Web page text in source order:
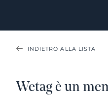
INDIETRO ALLA LISTA
Wetag è un